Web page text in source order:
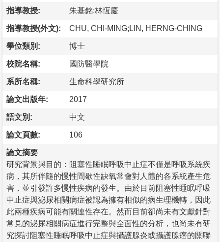
指導教授: 朱基銘;林恆慶
指導教授(外文): CHU, CHI-MING;LIN, HERNG-CHING
學位類別: 博士
校院名稱: 國防醫學院
系所名稱: 生命科學研究所
論文出版年: 2017
語文別: 中文
論文頁數: 106
論文摘要
研究背景與目的：阻塞性睡眠呼吸中止症不僅是呼吸系統疾
病，其所伴隨的慢性間歇性缺氧常會對人體的各系統產生危
害，並引發許多慢性疾病的發生。由於目前阻塞性睡眠呼吸
中止症與泌尿相關病症被認為擁有相似的病生理機轉，因此
此兩種疾病可能有關連性存在。然而目前卻尚未有文獻針對
常見的泌尿相關病症進行完整與全面性的分析，也尚未有研
究探討阻塞性睡眠呼吸中止症與攝護腺炎或攝護腺癌的關聯